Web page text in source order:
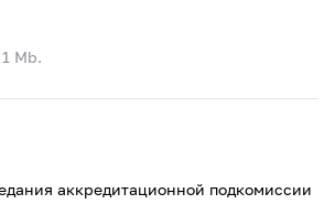
1 Mb.
аккредитационной подкомиссии